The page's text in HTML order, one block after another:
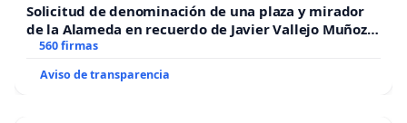
Solicitud de denominación de una plaza y mirador
de la Alameda en recuerdo de Javier Vallejo Muñoz
“Mazinger”
560 firmas
Aviso de transparencia